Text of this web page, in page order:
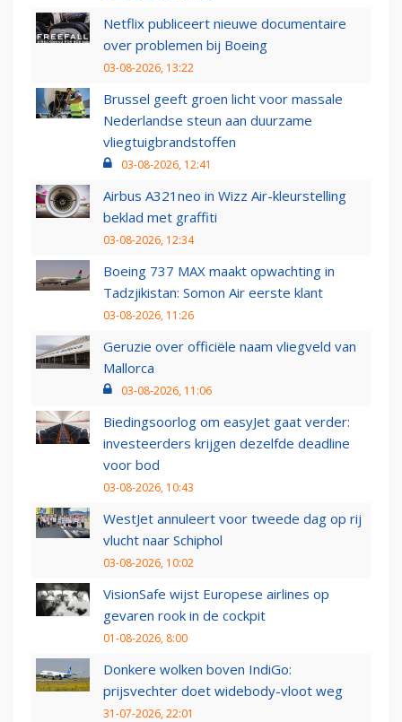
Netflix publiceert nieuwe documentaire
over problemen bij Boeing
03-08-2026, 13:22
Brussel geeft groen licht voor massale
Nederlandse steun aan duurzame
vliegtuigbrandstoffen
03-08-2026, 12:41
Airbus A321neo in Wizz Air-kleurstelling
beklad met graffiti
03-08-2026, 12:34
Boeing 737 MAX maakt opwachting in
Tadzjikistan: Somon Air eerste klant
03-08-2026, 11:26
Geruzie over officiële naam vliegveld van
Mallorca
03-08-2026, 11:06
Biedingsoorlog om easyJet gaat verder:
investeerders krijgen dezelfde deadline
voor bod
03-08-2026, 10:43
WestJet annuleert voor tweede dag op rij
vlucht naar Schiphol
03-08-2026, 10:02
VisionSafe wijst Europese airlines op
gevaren rook in de cockpit
01-08-2026, 8:00
Donkere wolken boven IndiGo:
prijsvechter doet widebody-vloot weg
31-07-2026, 22:01